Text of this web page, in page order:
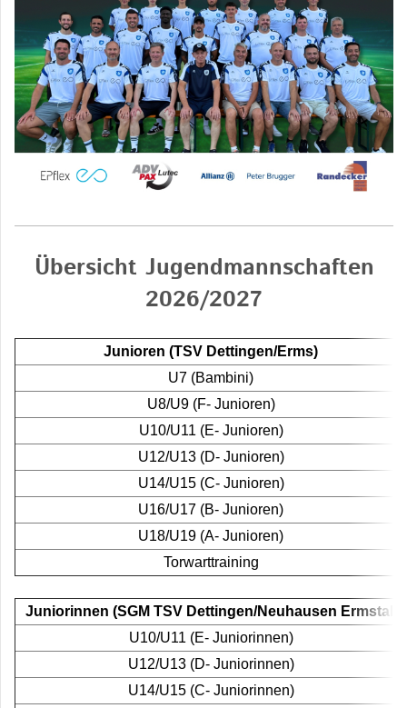
Übersicht Jugendmannschaften
2026/2027
Junioren (TSV Dettingen/Erms)
U7 (Bambini)
U8/U9 (F- Junioren)
U10/U11 (E- Junioren)
U12/U13 (D- Junioren)
U14/U15 (C- Junioren)
U16/U17 (B- Junioren)
U18/U19 (A- Junioren)
Torwarttraining
Juniorinnen (SGM TSV Dettingen/Neuhausen Ermstal)
U10/U11 (E- Juniorinnen)
U12/U13 (D- Juniorinnen)
U14/U15 (C- Juniorinnen)